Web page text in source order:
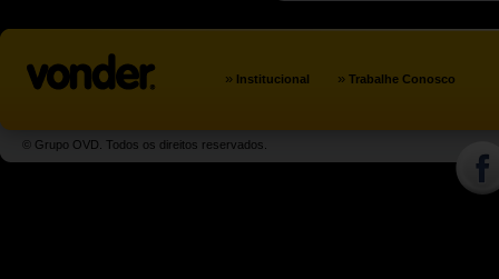
» Institucional » Trabalhe Conosco
© Grupo OVD. Todos os direitos reservados.